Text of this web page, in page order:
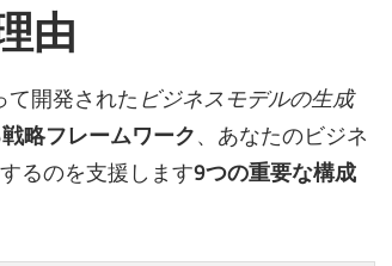
由
て開発された ビジネスモデルの生成
略フレームワーク、あなたのビジネ
るのを支援します9つの重要な構成